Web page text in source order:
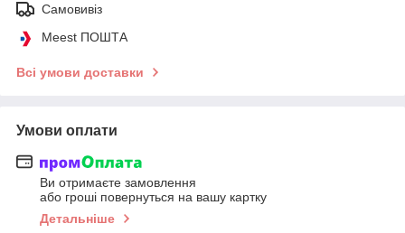
Самовивіз
Meest ПОШТА
Всі умови доставки
Умови оплати
Ви отримаєте замовлення
або гроші повернуться на вашу картку
Детальніше